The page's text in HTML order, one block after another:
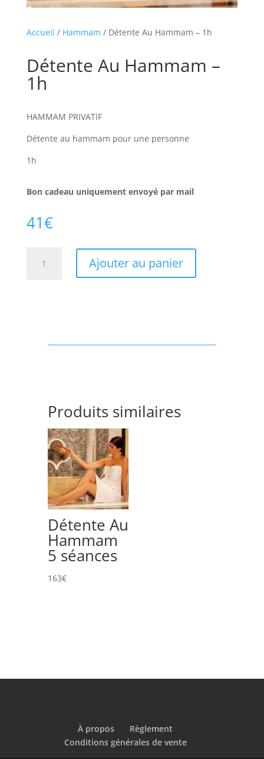
Accueil / Hammam / Détente Au Hammam – 1h
Détente Au Hammam –
1h
HAMMAM PRIVATIF
Détente au hammam pour une personne
1h
Bon cadeau uniquement envoyé par mail
41€
Ajouter au panier
Produits similaires
Détente Au
Hammam
5 séances
163€
À propos
Règlement
Conditions générales de vente